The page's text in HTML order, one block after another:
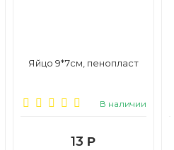
Яйцо 9*7см, пенопласт
В наличии
13 Р